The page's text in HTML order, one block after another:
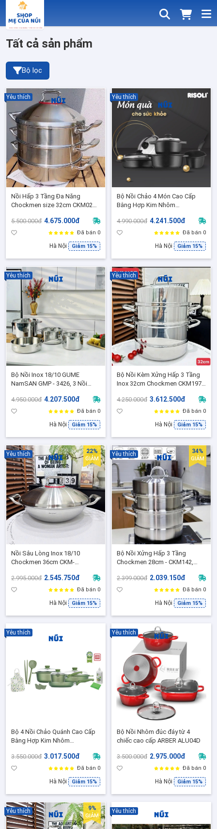
Tất cả sản phẩm
Bộ lọc
Nồi Hấp 3 Tầng Đa Năng
Chockmen size 32cm CKM02
Đáy liền phù hợp mọi bếp -
CKM02
5.500.000đ 4.675.000đ
Đã bán 0
Hà Nội Giảm 15%
Yêu thích
Bộ Nồi Chảo 4 Món Cao Cấp
Bằng Hợp Kim Nhôm
RISOLI, Made in Italy, Đáy Từ
4.990.000đ 4.241.500đ
Đã bán 0
Hà Nội Giảm 15%
Yêu thích
Bộ Nồi Inox 18/10 GUME
NamSAN GMP - 3426, 3 Nồi
26cm Phù Hợp Mọi Loại Bếp
4.950.000đ 4.207.500đ
Đã bán 0
Hà Nội Giảm 15%
Yêu thích
Bộ Nồi Kèm Xửng Hấp 3 Tầng
Inox 32cm Chockmen CKM197,
hợp mọi loại bếp
4.250.000đ 3.612.500đ
Đã bán 0
Hà Nội Giảm 15%
Yêu thích
Nồi Sâu Lòng Inox 18/10
Chockmen 36cm CKM-
Tưởng Cho Rang Xào, Ninh
Hầm - C247
2.995.000đ 2.545.750đ
Đã bán 0
Hà Nội Giảm 15%
Yêu thích 22%
GIẢM
Bộ Nồi Xửng Hấp 3 Tầng
Chockmen 28cm - CKM142,
Dùng được bếp từ, mọi loại bếp
2.399.000đ 2.039.150đ
Đã bán 0
Hà Nội Giảm 15%
Yêu thích 34%
GIẢM
Bộ 4 Nồi Chảo Quánh Cao Cấp
Bằng Hợp Kim Nhôm
RISOLI, Made in Italy, Đáy Từ
3.550.000đ 3.017.500đ
Đã bán 0
Hà Nội Giảm 15%
Yêu thích
Bộ Nồi Nhôm đúc đáy từ 4
chiếc cao cấp ARBER ALU04D
3.500.000đ 2.975.000đ
Đã bán 0
Hà Nội Giảm 15%
Yêu thích
Yêu thích 9%
GIẢM
Yêu thích